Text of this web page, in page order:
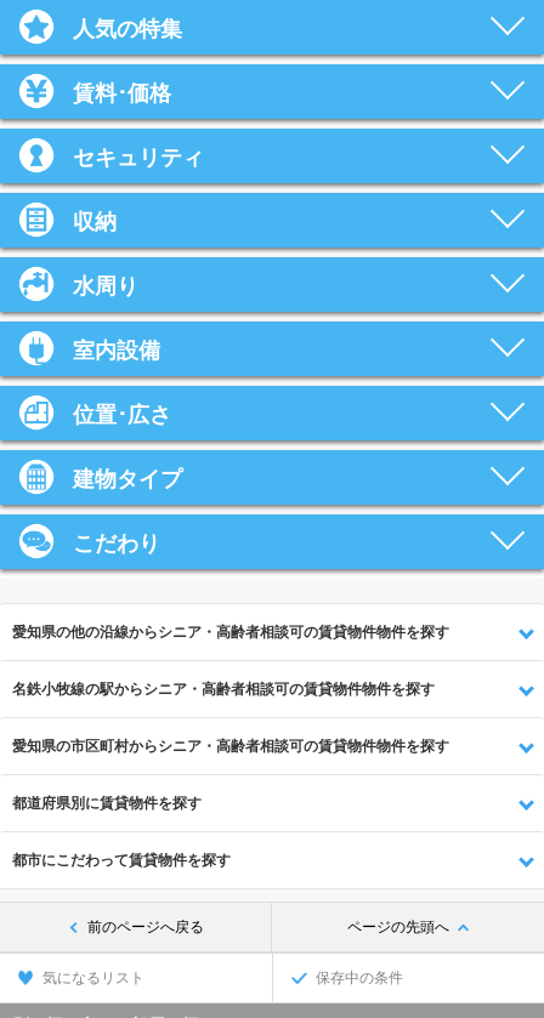
人気の特集
賃料･価格
セキュリティ
収納
水周り
室内設備
位置･広さ
建物タイプ
こだわり
愛知県の他の沿線からシニア・高齢者相談可の賃貸物件物件を探す
名鉄小牧線の駅からシニア・高齢者相談可の賃貸物件物件を探す
愛知県の市区町村からシニア・高齢者相談可の賃貸物件物件を探す
都道府県別に賃貸物件を探す
都市にこだわって賃貸物件を探す
前のページへ戻る ページの先頭へ
気になるリスト 保存中の条件